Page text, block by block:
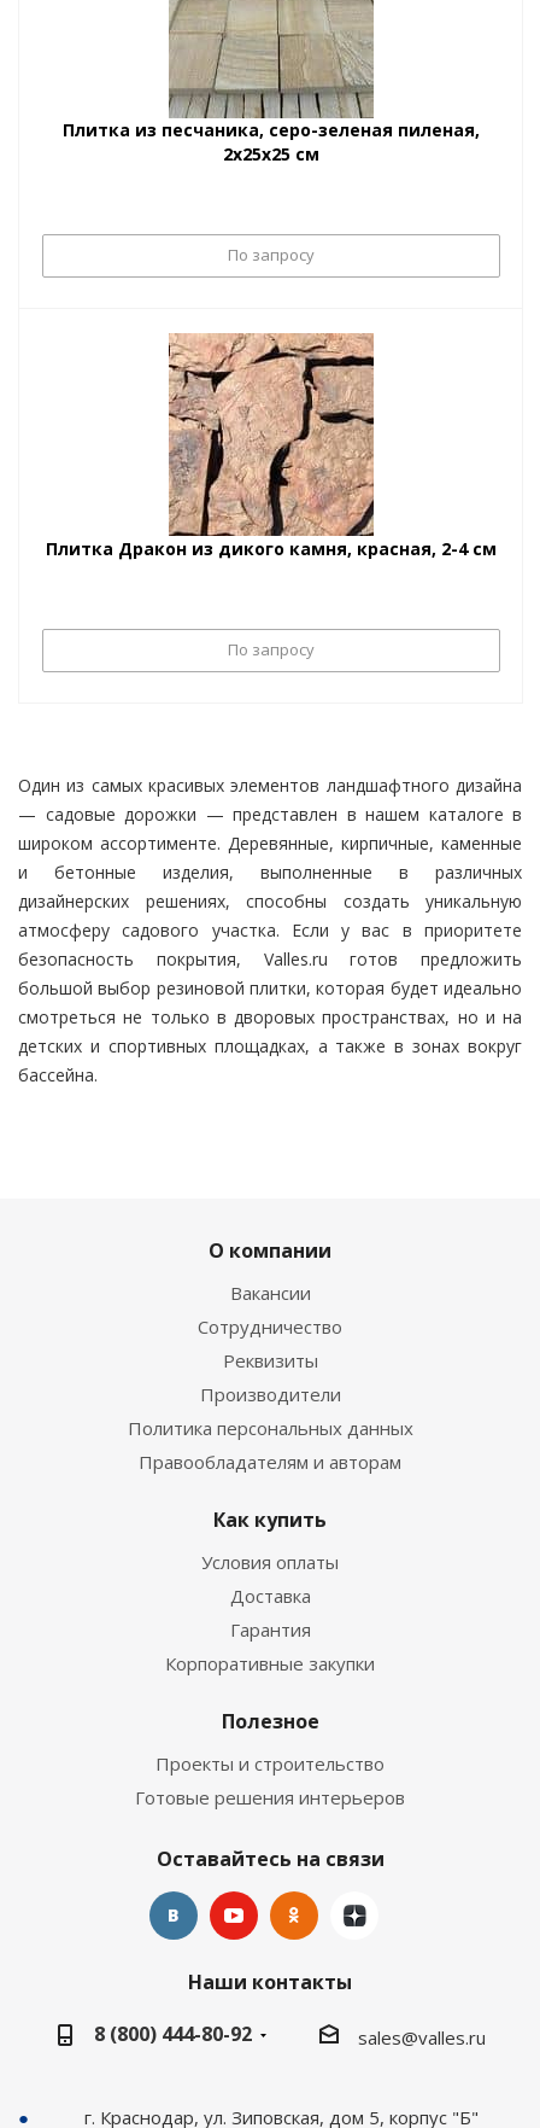
Плитка из песчаника, серо-зеленая пиленая,
2х25х25 см
По запросу
Плитка Дракон из дикого камня, красная, 2-4 см
По запросу
Один из самых красивых элементов ландшафтного дизайна
— садовые дорожки — представлен в нашем каталоге в
широком ассортименте. Деревянные, кирпичные, каменные
и бетонные изделия, выполненные в различных
дизайнерских решениях, способны создать уникальную
атмосферу садового участка. Если у вас в приоритете
безопасность покрытия, Valles.ru готов предложить
большой выбор резиновой плитки, которая будет идеально
смотреться не только в дворовых пространствах, но и на
детских и спортивных площадках, а также в зонах вокруг
бассейна.
О компании
Вакансии
Сотрудничество
Реквизиты
Производители
Политика персональных данных
Правообладателям и авторам
Как купить
Условия оплаты
Доставка
Гарантия
Корпоративные закупки
Полезное
Проекты и строительство
Готовые решения интерьеров
Оставайтесь на связи
Наши контакты
8 (800) 444-80-92
sales@valles.ru
г. Краснодар, ул. Зиповская, дом 5, корпус "Б"